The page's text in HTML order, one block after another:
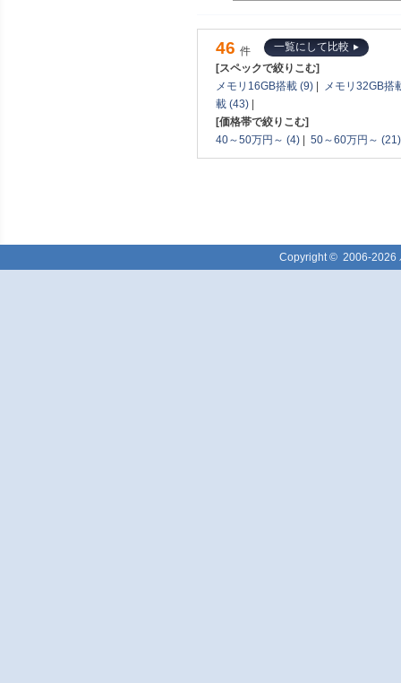
46 件
一覧にして比較
[スペックで絞りこむ]
メモリ16GB搭載 (9)
メモリ32GB搭
載 (43)
[価格帯で絞りこむ]
40～50万円～ (4)
50～60万円～ (21)
Copyright © 2006-2026